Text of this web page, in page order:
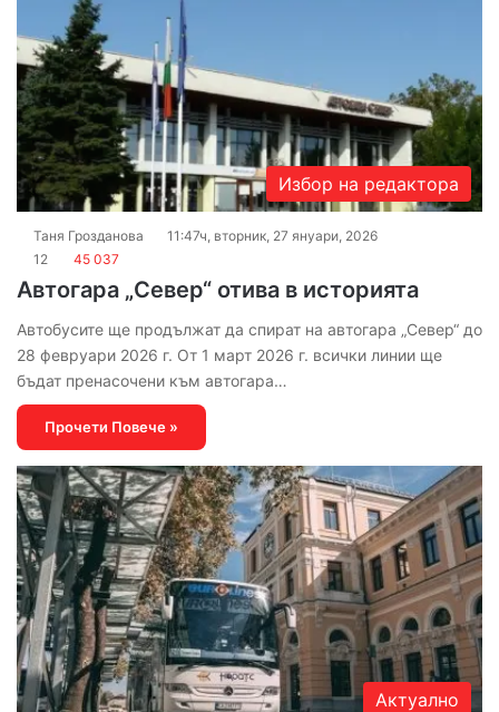
Избор на редактора
Таня Грозданова
11:47ч, вторник, 27 януари, 2026
12
45 037
Автогара „Север“ отива в историята
Автобусите ще продължат да спират на автогара „Север“ до
28 февруари 2026 г. От 1 март 2026 г. всички линии ще
бъдат пренасочени към автогара…
Прочети Повече »
Актуално